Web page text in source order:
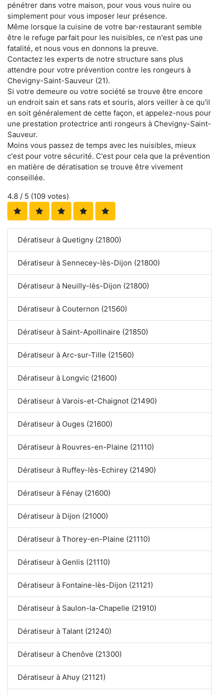
pénétrer dans votre maison, pour vous vous nuire ou
simplement pour vous imposer leur présence.
Même lorsque la cuisine de votre bar-restaurant semble
être le refuge parfait pour les nuisibles, ce n'est pas une
fatalité, et nous vous en donnons la preuve.
Contactez les experts de notre structure sans plus
attendre pour votre prévention contre les rongeurs à
Chevigny-Saint-Sauveur (21).
Si votre demeure ou votre société se trouve être encore
un endroit sain et sans rats et souris, alors veiller à ce qu'il
en soit généralement de cette façon, et appelez-nous pour
une prestation protectrice anti rongeurs à Chevigny-Saint-
Sauveur.
Moins vous passez de temps avec les nuisibles, mieux
c'est pour votre sécurité. C'est pour cela que la prévention
en matière de dératisation se trouve être vivement
conseillée.
4.8 / 5 (109 votes)
Dératiseur à Quetigny (21800)
Dératiseur à Sennecey-lès-Dijon (21800)
Dératiseur à Neuilly-lès-Dijon (21800)
Dératiseur à Couternon (21560)
Dératiseur à Saint-Apollinaire (21850)
Dératiseur à Arc-sur-Tille (21560)
Dératiseur à Longvic (21600)
Dératiseur à Varois-et-Chaignot (21490)
Dératiseur à Ouges (21600)
Dératiseur à Rouvres-en-Plaine (21110)
Dératiseur à Ruffey-lès-Echirey (21490)
Dératiseur à Fénay (21600)
Dératiseur à Dijon (21000)
Dératiseur à Thorey-en-Plaine (21110)
Dératiseur à Genlis (21110)
Dératiseur à Fontaine-lès-Dijon (21121)
Dératiseur à Saulon-la-Chapelle (21910)
Dératiseur à Talant (21240)
Dératiseur à Chenôve (21300)
Dératiseur à Ahuy (21121)